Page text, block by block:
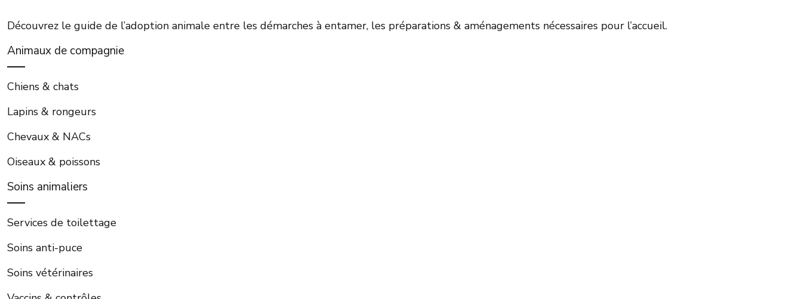
Découvrez le guide de l’adoption animale entre les démarches à entamer, les préparations & aménagements nécessaires pour l’accueil.
Animaux de compagnie
Chiens & chats
Lapins & rongeurs
Chevaux & NACs
Oiseaux & poissons
Soins animaliers
Services de toilettage
Soins anti-puce
Soins vétérinaires